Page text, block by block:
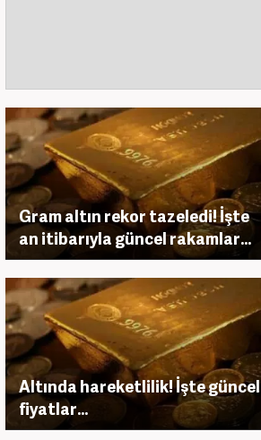
Gram altın rekor tazeledi! İşte
an itibarıyla güncel rakamlar...
Altında hareketlilik! İşte güncel
fiyatlar...